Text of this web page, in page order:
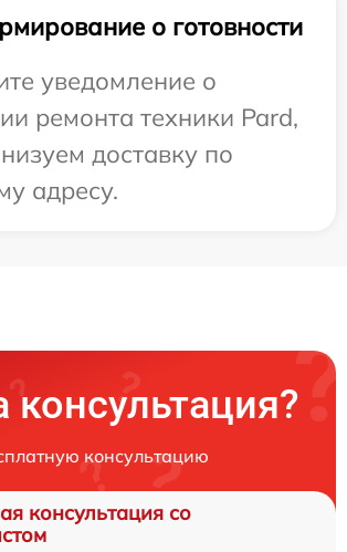
о готовности
уведомление о
ремонта техники Pard,
доставку по
адресу.
консультацию
консультация со